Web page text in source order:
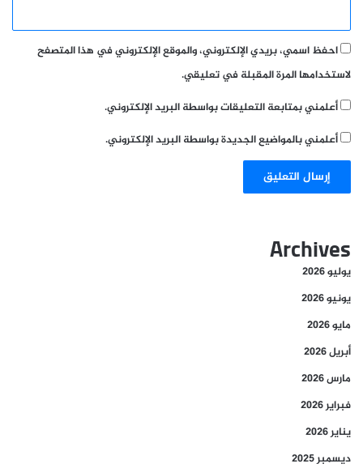
احفظ اسمي، بريدي الإلكتروني، والموقع الإلكتروني في هذا المتصفح
لاستخدامها المرة المقبلة في تعليقي.
أعلمني بمتابعة التعليقات بواسطة البريد الإلكتروني.
أعلمني بالمواضيع الجديدة بواسطة البريد الإلكتروني.
Archives
يوليو 2026
يونيو 2026
مايو 2026
أبريل 2026
مارس 2026
فبراير 2026
يناير 2026
ديسمبر 2025